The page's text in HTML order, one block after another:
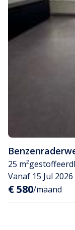
25 m²gestoffeerd
Vanaf 15 Jul 2026
€ 580/maand